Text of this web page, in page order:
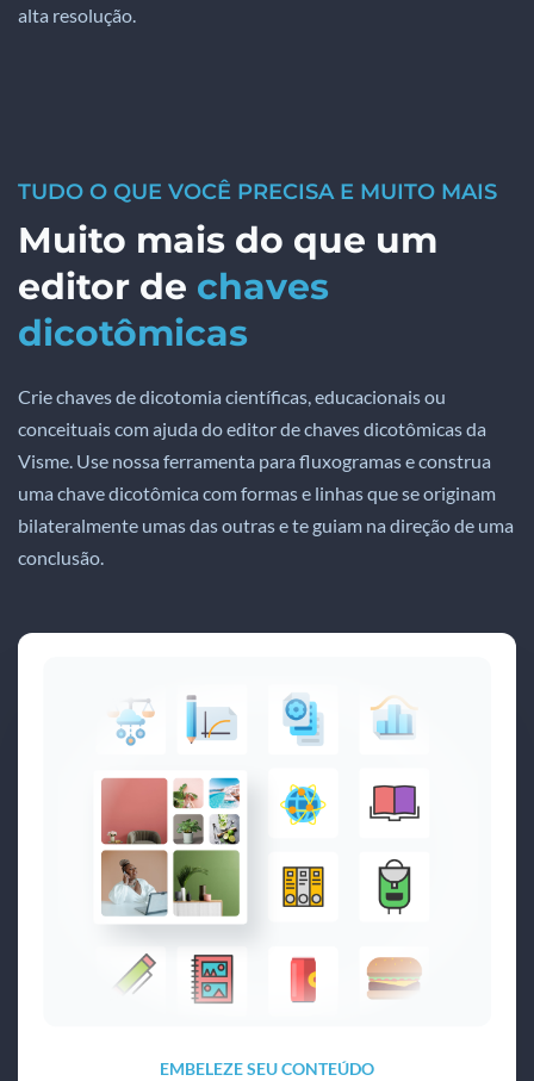
alta resolução.
TUDO O QUE VOCÊ PRECISA E MUITO MAIS
Muito mais do que um
editor de chaves
dicotômicas
Crie chaves de dicotomia científicas, educacionais ou
conceituais com ajuda do editor de chaves dicotômicas da
Visme. Use nossa ferramenta para fluxogramas e construa
uma chave dicotômica com formas e linhas que se originam
bilateralmente umas das outras e te guiam na direção de uma
conclusão.
EMBELEZE SEU CONTEÚDO